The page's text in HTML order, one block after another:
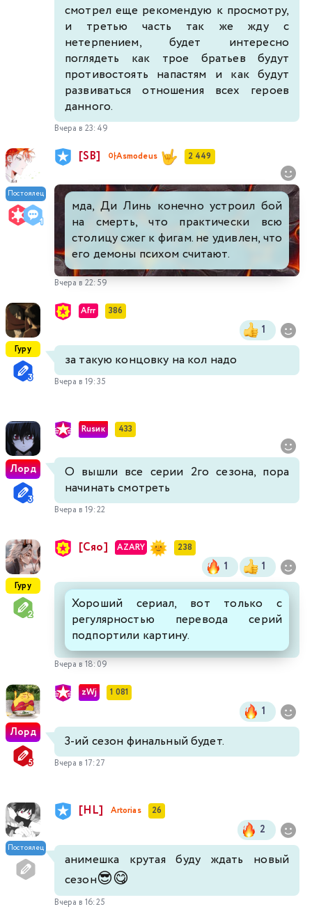
смотрел еще рекомендую к просмотру,
и третью часть так же жду с
нетерпением, будет интересно
поглядеть как трое братьев будут
противостоять напастям и как будут
развиваться отношения всех героев
данного.
Вчера в 23:49
Постоялец
[SB] 아Asmodeus 2 449
мда, Ди Линь конечно устроил бой
на смерть, что практически всю
столицу сжег к фигам. не удивлен, что
его демоны психом считают.
Вчера в 22:59
Гуру
Afrr 386
1
за такую концовку на кол надо
Вчера в 19:35
Лорд
Rusик 433
О вышли все серии 2го сезона, пора
начинать смотреть
Вчера в 19:22
Гуру
[Сяо] AZARY 238
1 1
Хороший сериал, вот только с
регулярностью перевода серий
подпортили картину.
Вчера в 18:09
Лорд
zWj 1 081
1
3-ий сезон финальный будет.
Вчера в 17:27
Постоялец
[HL] Artorias 26
2
анимешка крутая буду ждать новый
сезон😎😋
Вчера в 16:25